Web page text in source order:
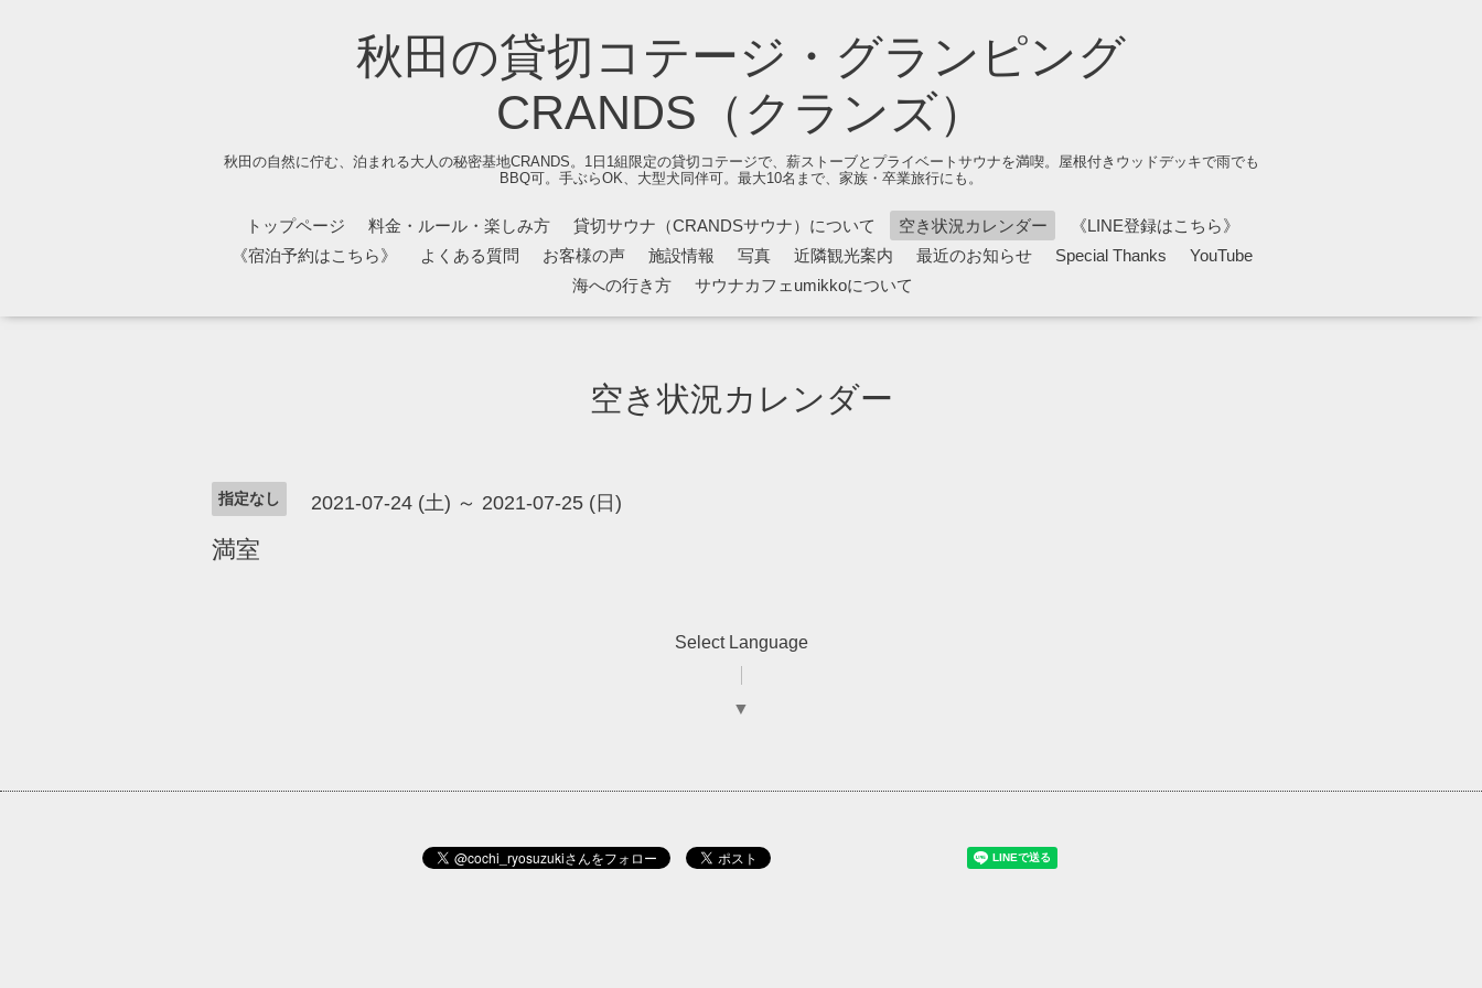
秋田の貸切コテージ・グランピング
CRANDS（クランズ）
秋田の自然に佇む、泊まれる大人の秘密基地CRANDS。1日1組限定の貸切コテージで、薪ストーブとプライベートサウナを満喫。屋根付きウッドデッキで雨でも
BBQ可。手ぶらOK、大型犬同伴可。最大10名まで、家族・卒業旅行にも。
トップページ 料金・ルール・楽しみ方 貸切サウナ（CRANDSサウナ）について 空き状況カレンダー
《LINE登録はこちら》
《宿泊予約はこちら》
よくある質問 お客様の声 施設情報 写真 近隣観光案内 最近のお知らせ Special Thanks
YouTube
海への行き方
サウナカフェumikkoについて
空き状況カレンダー
指定なし 2021-07-24 (土) ～ 2021-07-25 (日)
満室
Select Language
▼